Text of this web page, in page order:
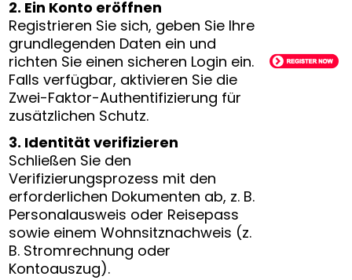
2. Ein Konto eröffnen
Registrieren Sie sich, geben Sie Ihre
grundlegenden Daten ein und
richten Sie einen sicheren Login ein.
Falls verfügbar, aktivieren Sie die
Zwei-Faktor-Authentifizierung für
zusätzlichen Schutz.
3. Identität verifizieren
Schließen Sie den
Verifizierungsprozess mit den
erforderlichen Dokumenten ab, z. B.
Personalausweis oder Reisepass
sowie einem Wohnsitznachweis (z.
B. Stromrechnung oder
Kontoauszug).